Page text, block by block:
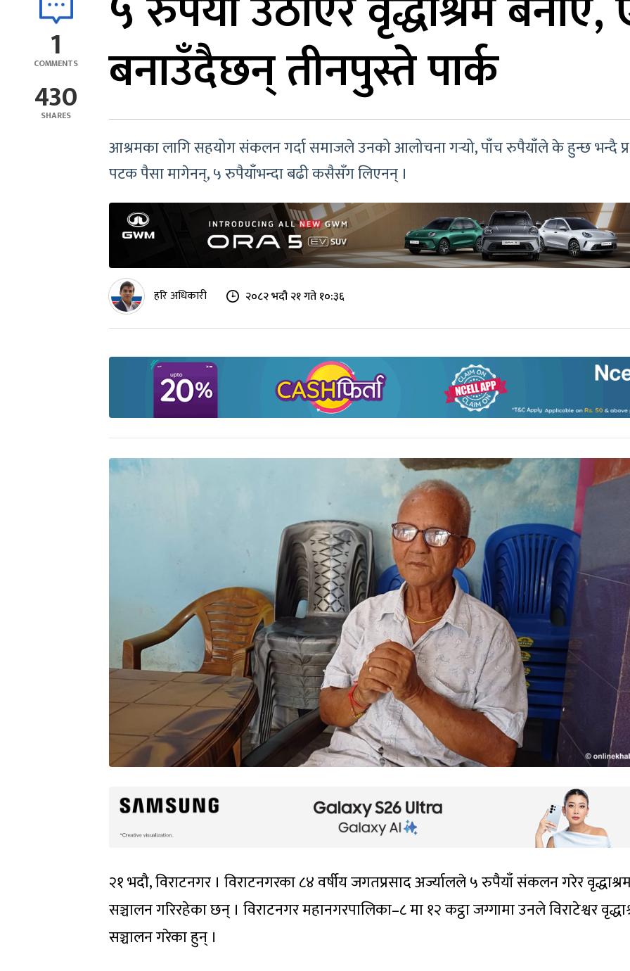
1
COMMENTS
430
SHARES
बनाउँदैछन् तीनपुस्ते पार्क
आश्रमका लागि सहयोग संकलन गर्दा समाजले उनको आलोचना गर्‍यो, पाँच रुपैयाँले के हुन्छ भन्दै
पटक पैसा मागेनन्, ५ रुपैयाँभन्दा बढी कसैसँग लिएनन् ।
हरि अधिकारी २०८२ भदौ २१ गते १०:३६
२१ भदौ, विराटनगर । विराटनगरका ८४ वर्षीय जगतप्रसाद अर्ज्यालले ५ रुपैयाँ संकलन गरेर
सञ्चालन गरिरहेका छन् । विराटनगर महानगरपालिका–८ मा १२ कट्ठा जग्गामा उनले विराटेश्वर
सञ्चालन गरेका हुन् ।